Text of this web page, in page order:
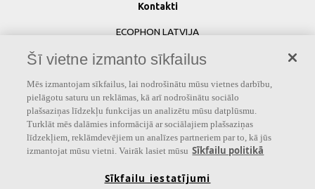
Kontakti
ECOPHON LATVIJA
Saint-Gobain Celtniecības Produkti SIA
Rīga, LV-1067
Latvija
Tālrunis: +371 67500044
Šī vietne izmanto sīkfailus
Mēs izmantojam sīkfailus, lai nodrošinātu mūsu vietnes darbību,
pielāgotu saturu un reklāmas, kā arī nodrošinātu sociālo
plašsaziņas līdzekļu funkcijas un analizētu mūsu datplūsmu.
Turklāt mēs dalāmies informācijā ar sociālajiem plašsaziņas
līdzekļiem, reklāmdevējiem un analīzes partneriem par to, kā jūs
izmantojat mūsu vietni. Vairāk lasiet mūsu Sīkfailu politikā
Sīkfailu iestatījumi